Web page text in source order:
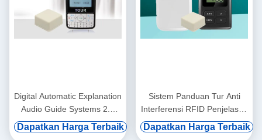
Digital Automatic Explanation
Audio Guide Systems 2.8
Inch Display (Penjelasan
Digital Otomatis Sistem
Dapatkan Harga Terbaik
Sistem Panduan Tur Anti
Interferensi RFID Penjelasan
Suara Cerdas
Dapatkan Harga Terbaik